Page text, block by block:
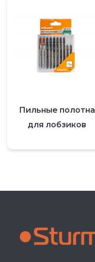
Пильные полотна
для лобзиков